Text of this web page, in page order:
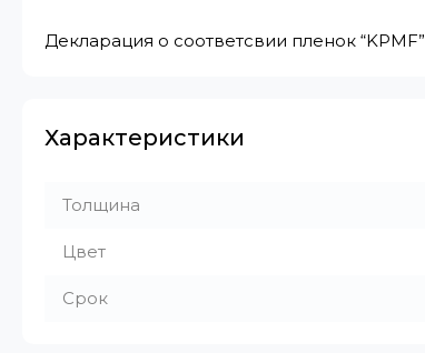
Декларация о соответсвии пленок “KPMF”
Характеристики
Толщина
Цвет
Срок